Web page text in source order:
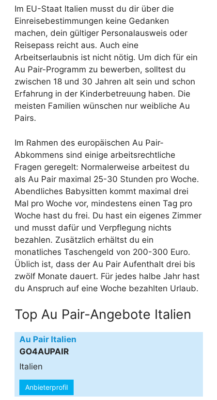
Im EU-Staat Italien musst du dir über die
Einreisebestimmungen keine Gedanken
machen, dein gültiger Personalausweis oder
Reisepass reicht aus. Auch eine
Arbeitserlaubnis ist nicht nötig. Um dich für ein
Au Pair-Programm zu bewerben, solltest du
zwischen 18 und 30 Jahren alt sein und schon
Erfahrung in der Kinderbetreuung haben. Die
meisten Familien wünschen nur weibliche Au
Pairs.
Im Rahmen des europäischen Au Pair-
Abkommens sind einige arbeitsrechtliche
Fragen geregelt: Normalerweise arbeitest du
als Au Pair maximal 25-30 Stunden pro Woche.
Abendliches Babysitten kommt maximal drei
Mal pro Woche vor, mindestens einen Tag pro
Woche hast du frei. Du hast ein eigenes Zimmer
und musst dafür und Verpflegung nichts
bezahlen. Zusätzlich erhältst du ein
monatliches Taschengeld von 200-300 Euro.
Üblich ist, dass der Au Pair Aufenthalt drei bis
zwölf Monate dauert. Für jedes halbe Jahr hast
du Anspruch auf eine Woche bezahlten Urlaub.
Top Au Pair-Angebote Italien
Au Pair Italien
GO4AUPAIR
Italien
Anbieterprofil